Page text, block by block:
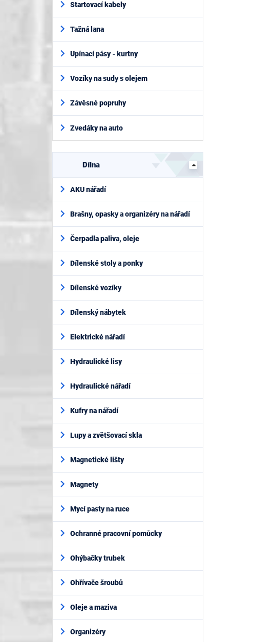
Startovací kabely
Tažná lana
Upínací pásy - kurtny
Vozíky na sudy s olejem
Závěsné popruhy
Zvedáky na auto
Dílna
AKU nářadí
Brašny, opasky a organizéry na nářadí
Čerpadla paliva, oleje
Dílenské stoly a ponky
Dílenské vozíky
Dílenský nábytek
Elektrické nářadí
Hydraulické lisy
Hydraulické nářadí
Kufry na nářadí
Lupy a zvětšovací skla
Magnetické lišty
Magnety
Mycí pasty na ruce
Ochranné pracovní pomůcky
Ohýbačky trubek
Ohřívače šroubů
Oleje a maziva
Organizéry